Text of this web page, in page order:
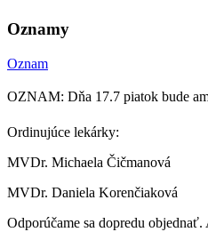
Oznamy
Oznam
OZNAM: Dňa 17.7 piatok bude
Ordinujúce lekárky:
MVDr. Michaela Čičmanová
MVDr. Daniela Korenčiaková
Odporúčame sa dopredu